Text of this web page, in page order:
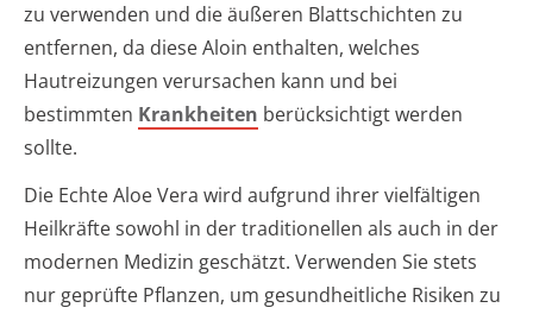
zu verwenden und die äußeren Blattschichten zu
entfernen, da diese Aloin enthalten, welches
Hautreizungen verursachen kann und bei
bestimmten Krankheiten berücksichtigt werden
sollte.
Die Echte Aloe Vera wird aufgrund ihrer vielfältigen
Heilkräfte sowohl in der traditionellen als auch in der
modernen Medizin geschätzt. Verwenden Sie stets
nur geprüfte Pflanzen, um gesundheitliche Risiken zu